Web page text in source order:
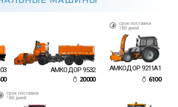
АМКОДОР 9532
20000
АМКОДОР 9211A1
6100